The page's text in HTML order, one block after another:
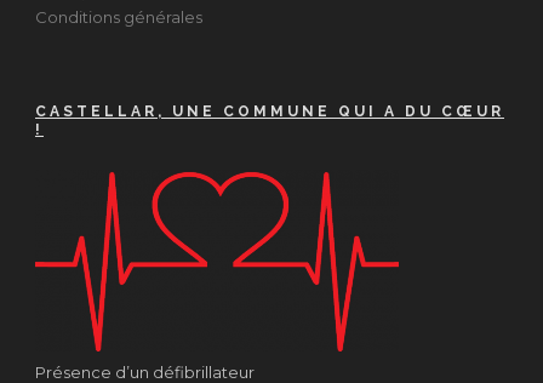
Conditions générales
CASTELLAR, UNE COMMUNE QUI A DU CŒUR
!
Présence d’un défibrillateur